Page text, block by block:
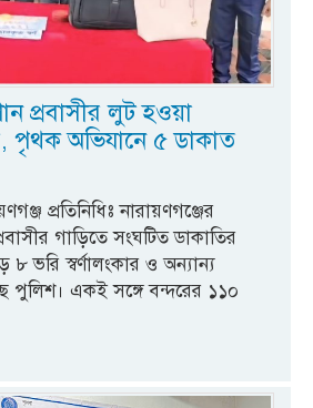
প্রবাসীর লুট হওয়া
পৃথক অভিযানে ৫ ডাকাত
প্রতিনিধিঃ নারায়ণগঞ্জের
গাড়িতে সংঘটিত ডাকাতির
ভরি স্বর্ণালংকার ও অন্যান্য
পুলিশ। একই সঙ্গে বন্দরের ১১০